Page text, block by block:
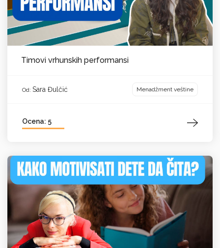
Timovi vrhunskih performansi
Od: Sara Đulčić Menadžment veštine
Ocena: 5